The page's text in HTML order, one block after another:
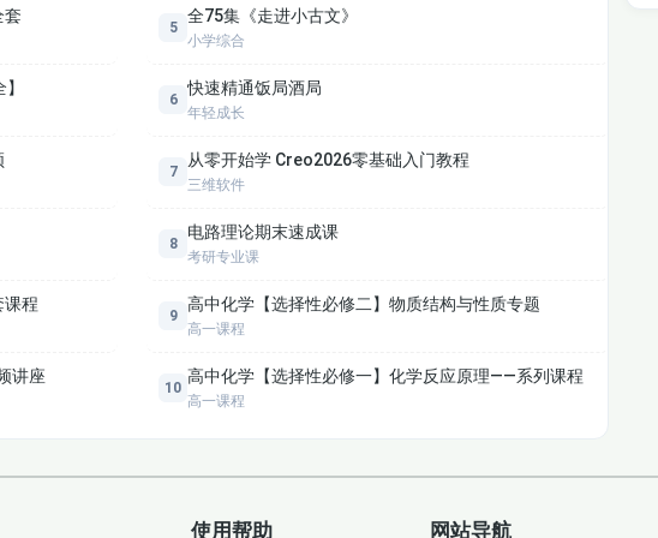
差进阶（中档拔高）
轨迹（经典考法）
压轴常考）
、几何性质）
套
课程
讲座
5
全75集《走进小古文》
小学综合
6
快速精通饭局酒局
年轻成长
7
从零开始学 Creo2026零基础入门教程
三维软件
8
电路理论期末速成课
考研专业课
9
高中化学【选择性必修二】物质结构与性质专题
高一课程
10
高中化学【选择性必修一】化学反应原理——系列课程
高一课程
使用帮助 网站导航